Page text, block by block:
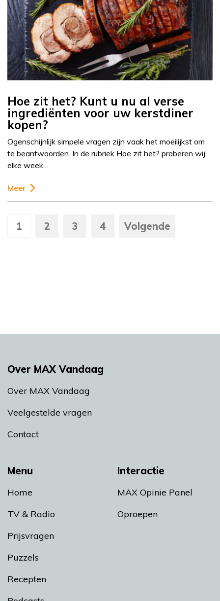
Hoe zit het? Kunt u nu al verse
ingrediënten voor uw kerstdiner
kopen?
Ogenschijnlijk simpele vragen zijn vaak het moeilijkst om
te beantwoorden. In de rubriek Hoe zit het? proberen wij
elke week…
Meer
1 2 3 4 Volgende
Menu
Home
TV & Radio
Prijsvragen
Puzzels
Recepten
Interactie
MAX Opinie Panel
Oproepen
Over MAX Vandaag
Over MAX Vandaag
Veelgestelde vragen
Contact